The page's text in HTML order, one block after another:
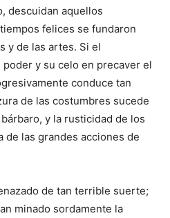
descuidan aquellos
felices se fundaron
y de las artes. Si el
y su celo en precaver el
conduce tan
de las costumbres sucede
y la rusticidad de los
de las grandes acciones de
de tan terrible suerte;
minado sordamente la